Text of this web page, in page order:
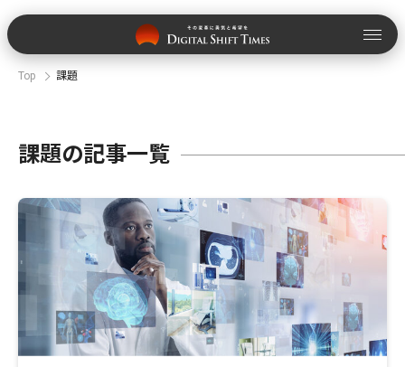
Top 課題
課題の記事一覧